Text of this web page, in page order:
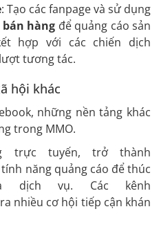
: Tạo các fanpage và sử dụng
hàng để quảng cáo sản
hợp với các chiến dịch
tương tác.
hội khác
những nền tảng khác
trong MMO.
trực tuyến, trở thành
năng quảng cáo để thúc
dịch vụ. Các kênh
nhiều cơ hội tiếp cận khán